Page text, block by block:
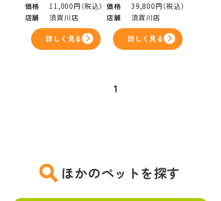
価格
11,000円（税込）
店舗
須賀川店
詳しく見る
価格
39,800円（税込）
店舗
須賀川店
詳しく見る
1
ほかのペットを探す